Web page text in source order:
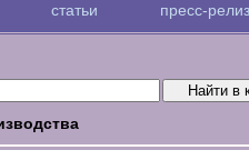
статьи пресс-